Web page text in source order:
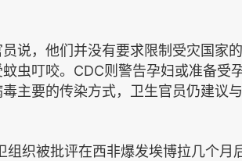
说，他们并没有要求限制 受灾国家
虫叮咬。 CDC则警告孕妇或准备受
主要的传染方式，卫生官员仍建议
组织被批评在西非爆发埃博拉几个月